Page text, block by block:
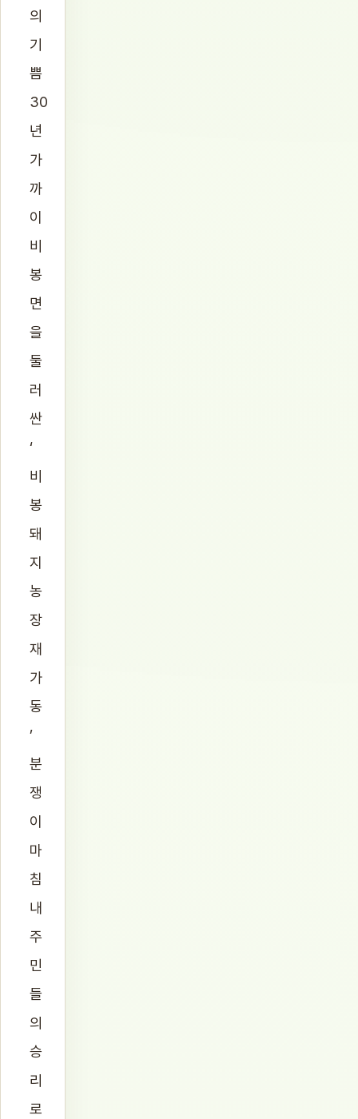
의
기
쁨
30
년
가
까
이
비
봉
면
을
둘
러
싼
‘
비
봉
돼
지
농
장
재
가
동
’
분
쟁
이
마
침
내
주
민
들
의
승
리
로